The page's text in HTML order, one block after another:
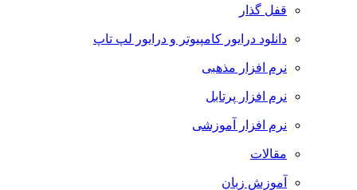
قفل گذار
دانلود درایور کامپیوتر و درایور لپ تاپ
نرم افزار مذهبی
نرم افزار پرتابل
نرم افزار آموزشی
مقالات
آموزش زبان